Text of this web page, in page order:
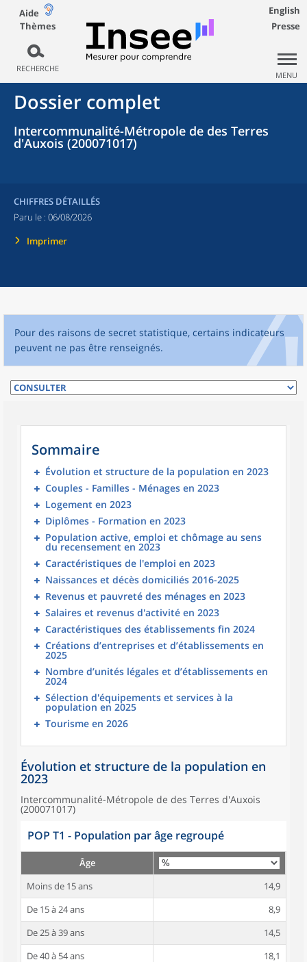
Aide
Thèmes
RECHERCHE
English
Presse
MENU
Dossier complet
Intercommunalité-Métropole de des Terres
d'Auxois (200071017)
CHIFFRES DÉTAILLÉS
Paru le : 06/08/2026
Imprimer
Pour des raisons de secret statistique, certains indicateurs
peuvent ne pas être renseignés.
Sommaire
Évolution et structure de la population en 2023
Couples - Familles - Ménages en 2023
Logement en 2023
Diplômes - Formation en 2023
Population active, emploi et chômage au sens
du recensement en 2023
Caractéristiques de l'emploi en 2023
Naissances et décès domiciliés 2016-2025
Revenus et pauvreté des ménages en 2023
Salaires et revenus d'activité en 2023
Caractéristiques des établissements fin 2024
Créations d’entreprises et d’établissements en
2025
Nombre d’unités légales et d’établissements en
2024
Sélection d'équipements et services à la
population en 2025
Tourisme en 2026
Évolution et structure de la population en
2023
Intercommunalité-Métropole de des Terres d'Auxois
(200071017)
POP T1 - Population par âge regroupé
Âge
Moins de 15 ans
14,9
De 15 à 24 ans
8,9
De 25 à 39 ans
14,5
De 40 à 54 ans
18,1